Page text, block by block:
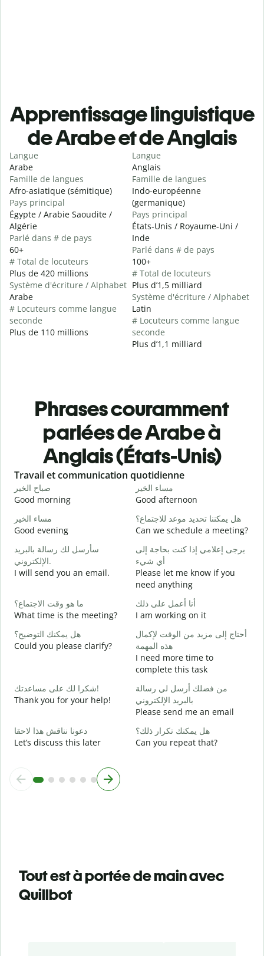
Apprentissage linguistique
de Arabe et de Anglais
Langue
Arabe
Famille de langues
Afro-asiatique (sémitique)
Pays principal
Égypte / Arabie Saoudite /
Algérie
Parlé dans # de pays
60+
# Total de locuteurs
Plus de 420 millions
Système d'écriture / Alphabet
Arabe
# Locuteurs comme langue
seconde
Plus de 110 millions
Langue
Anglais
Famille de langues
Indo-européenne
(germanique)
Pays principal
États-Unis / Royaume-Uni /
Inde
Parlé dans # de pays
100+
# Total de locuteurs
Plus d’1,5 milliard
Système d'écriture / Alphabet
Latin
# Locuteurs comme langue
seconde
Plus d’1,1 milliard
Phrases couramment
parlées de Arabe à
Anglais (États-Unis)
Slide 1 of 6
Travail et communication quotidienne
صباح الخير
Good morning
مساء الخير
Good afternoon
مساء الخير
Good evening
هل يمكننا تحديد موعد للاجتماع؟
Can we schedule a meeting?
سأرسل لك رسالة بالبريد
الإلكتروني.
I will send you an email.
يرجى إعلامي إذا كنت بحاجة إلى
أي شيء
Please let me know if you
need anything
ما هو وقت الاجتماع؟
What time is the meeting?
أنا أعمل على ذلك
I am working on it
هل يمكنك التوضيح؟
Could you please clarify?
أحتاج إلى مزيد من الوقت لإكمال
هذه المهمة
I need more time to
complete this task
شكرا لك على مساعدتك!
Thank you for your help!
من فضلك أرسل لي رسالة
بالبريد الإلكتروني
Please send me an email
دعونا نناقش هذا لاحقا
Let’s discuss this later
هل يمكنك تكرار ذلك؟
Can you repeat that?
Tout est à portée de main avec
Quillbot